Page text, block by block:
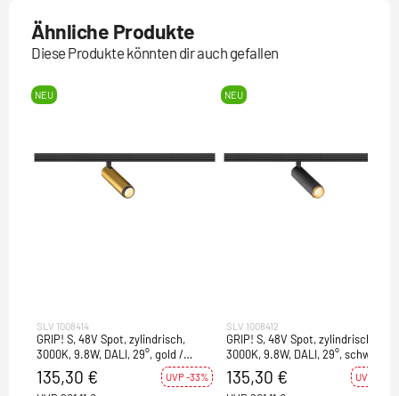
Ähnliche Produkte
Diese Produkte könnten dir auch gefallen
NEU
SLV 1008414
GRIP! S, 48V Spot, zylindrisch,
3000K, 9.8W, DALI, 29°, gold /
schwarz
135,30 € UVP -33%
NEU
SLV 1008412
GRIP! S, 48V Spot, zylindrisch,
3000K, 9.8W, DALI, 29°, schwarz /
gold
135,30 € UVP -33%